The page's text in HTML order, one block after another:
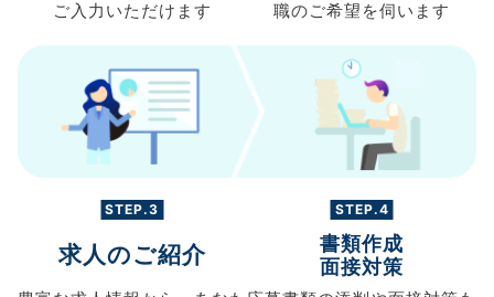
ご入力 いただけます
職のご希望を伺います
STEP.3
求人のご紹介
STEP.4
書類作成
面接対策